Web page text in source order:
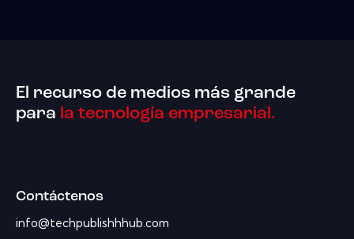
El recurso de medios más grande
para la tecnología empresarial.
Contáctenos
info@techpublishhhub.com